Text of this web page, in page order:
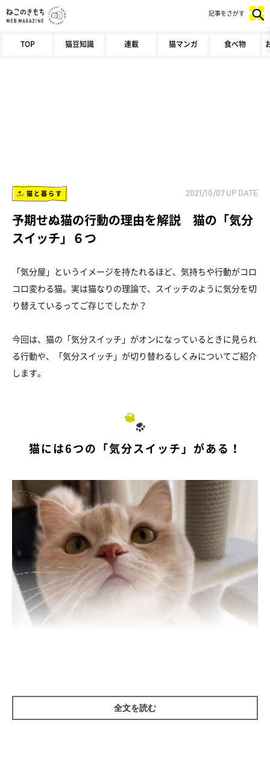
TOP 猫豆知識 連載 猫マンガ 食べ物
記事をさがす
猫と暮らす 2021/10/07 UP DATE
予期せぬ猫の行動の理由を解説 猫の「気分
スイッチ」６つ
「気分屋」というイメージを持たれるほど、気持ちや行動がコロ
コロ変わる猫。実は猫なりの理論で、スイッチのように気分を切
り替えているってご存じでしたか？
今回は、猫の「気分スイッチ」がオンになっているときに見られ
る行動や、「気分スイッチ」が切り替わるしくみについてご紹介
します。
猫には6つの「気分スイッチ」がある！
全文を読む